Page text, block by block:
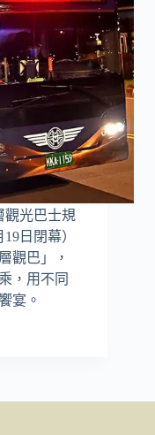
觀光巴士規
日閉幕）
觀巴」，
，用不同
宴。